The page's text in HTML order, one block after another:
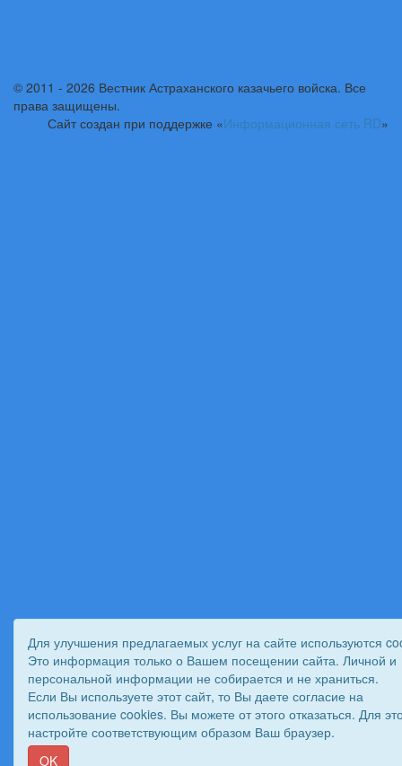
© 2011 - 2026 Вестник Астраханского казачьего войска. Все
права защищены.
Сайт создан при поддержке «Информационная сеть RD»
Для улучшения предлагаемых услуг на сайте используются
Это информация только о Вашем посещении сайта. Личной и
персональной информации не собирается и не храниться.
Если Вы используете этот сайт, то Вы даете согласие на
использование cookies. Вы можете от этого отказаться. Для
настройте соответствующим образом Ваш браузер.
OK